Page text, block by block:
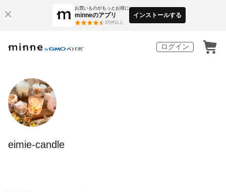
お買いものがもっとお得に
minneのアプリ
3万件以上
インストールする
ログイン
eimie-candle